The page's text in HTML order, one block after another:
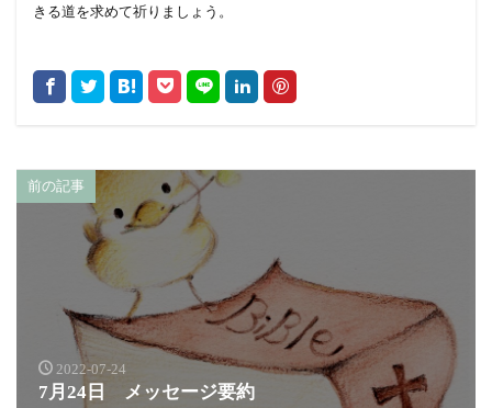
きる道を求めて祈りましょう。
前の記事
2022-07-24
7月24日 メッセージ要約